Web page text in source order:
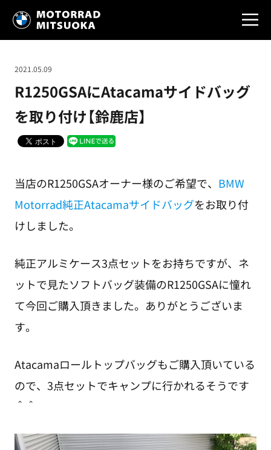
R1250GSAにAtacamaサイドバッグ
を取り付け【鈴鹿店】
2021.05.09
当店のR1250GSAオーナー様のご希望で、 BMW
Motorrad純正Atacamaサイドバッグをお取り付
けしました。
純正アルミケース3点セットをお持ちですが、ネ
ットで見たソフトバッグ装備のR1250GSAに憧れ
て今回ご購入頂きました。ありがとうございま
す。
Atacamaロールトップバッグもご購入頂いている
ので、3点セットでキャンプに行かれるそうです
＾＾